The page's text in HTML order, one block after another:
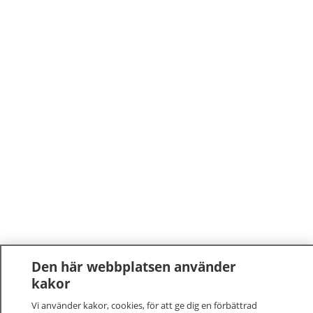
Den här webbplatsen använder
kakor
Vi använder kakor, cookies, för att ge dig en förbättrad